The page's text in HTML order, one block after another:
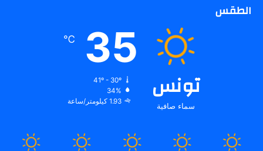
الطقس
تونس
سماء صافية
35
℃
41º - 30º
34%
1.93 كيلومتر/ساعة